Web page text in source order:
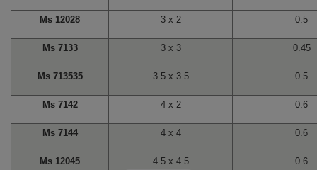
Ms 12028 3 x 2 0.5
Ms 7133 3 x 3 0.45
Ms 713535 3.5 x 3.5 0.5
Ms 7142 4 x 2 0.6
Ms 7144 4 x 4 0.6
Ms 12045 4.5 x 4.5 0.6